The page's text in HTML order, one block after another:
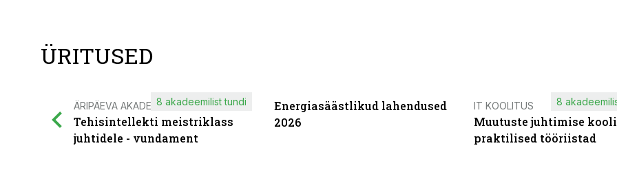
ÜRITUSED
ÄRIPÄEVA AKADEEMIA
Tehisintellekti meistriklass
juhtidele - vundament
8 akadeemilist tundi
Energiasäästlikud lahendused
2026
IT KOOLITUS
Muutuste juhtimise
praktilised tööriistad
8